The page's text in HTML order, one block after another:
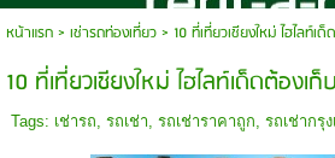
หน้าแรก> เช่ารถท่องเที่ยว> 10 ที่เที่ยวเชียงใหม่ ไฮไลท์เ
10 ที่เที่ยวเชียงใหม่ ไฮไลท์เด็ดต้องเ
Tags: เช่ารถ, รถเช่า, รถเช่าราคาถูก, รถเช่ากรุ